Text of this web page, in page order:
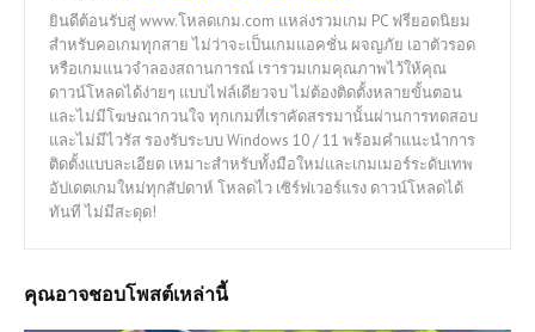
ยินดีต้อนรับสู่ www.โหลดเกม.com แหล่งรวมเกม PC ฟรียอดนิยม
สำหรับคอเกมทุกสาย ไม่ว่าจะเป็นเกมแอคชั่น ผจญภัย เอาตัวรอด
หรือเกมแนวจำลองสถานการณ์ เรารวมเกมคุณภาพไว้ให้คุณ
ดาวน์โหลดได้ง่ายๆ แบบไฟล์เดียวจบ ไม่ต้องติดตั้งหลายขั้นตอน
และไม่มีโฆษณากวนใจ ทุกเกมที่เราคัดสรรมานั้นผ่านการทดสอบ
และไม่มีไวรัส รองรับระบบ Windows 10 / 11 พร้อมคำแนะนำการ
ติดตั้งแบบละเอียด เหมาะสำหรับทั้งมือใหม่และเกมเมอร์ระดับเทพ
อัปเดตเกมใหม่ทุกสัปดาห์ โหลดไว เซิร์ฟเวอร์แรง ดาวน์โหลดได้
ทันที ไม่มีสะดุด!
คุณอาจชอบโพสต์เหล่านี้